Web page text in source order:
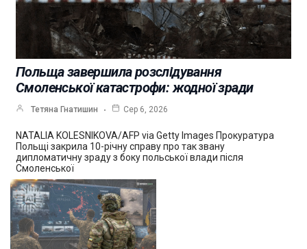
Польща завершила розслідування
Смоленської катастрофи: жодної зради
Тетяна Гнатишин Сер 6, 2026
NATALIA KOLESNIKOVA/AFP via Getty Images Прокуратура
Польщі закрила 10-річну справу про так звану
дипломатичну зраду з боку польської влади після
Смоленської